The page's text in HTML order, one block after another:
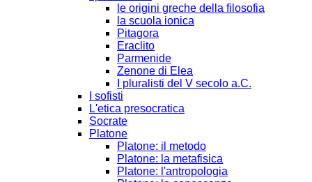
le origini greche della filosofia
la scuola ionica
Pitagora
Eraclito
Parmenide
Zenone di Elea
I pluralisti del V secolo a.C.
I sofisti
L'etica presocratica
Socrate
Platone
Platone: il metodo
Platone: la metafisica
Platone: l'antropologia